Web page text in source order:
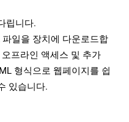
립니다.
일을 장치에 다운로드합
프라인 액세스 및 추가
형식으로 웹페이지를 쉽
있습니다.